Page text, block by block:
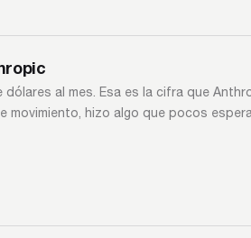
al mes. Esa es la cifra que
movimiento, hizo algo que pocos